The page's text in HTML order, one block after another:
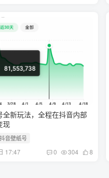
全新玩法，全程在抖音内部
现
音壁纸号
17:47 0 304 8